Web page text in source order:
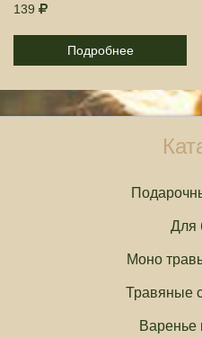
139
Подробнее
Для
Моно
Травяные
Варенье